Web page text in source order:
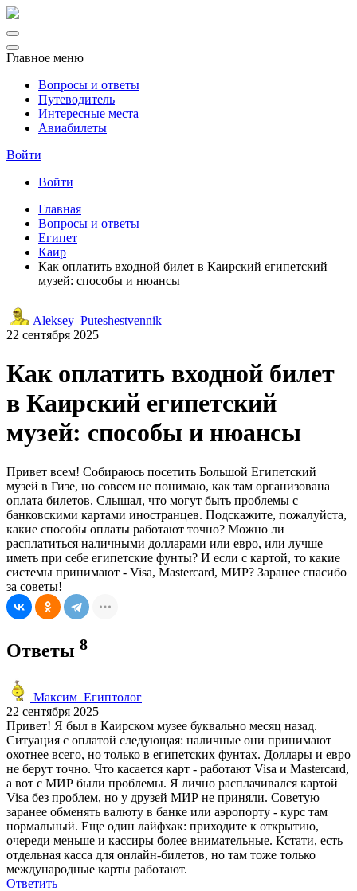
Главное меню
Вопросы и ответы
Путеводитель
Интересные места
Авиабилеты
Войти
Войти
Главная
Вопросы и ответы
Египет
Каир
Как оплатить входной билет в Каирский египетский
музей: способы и нюансы
Aleksey_Puteshestvennik
22 сентября 2025
Как оплатить входной билет
в Каирский египетский
музей: способы и нюансы
Привет всем! Собираюсь посетить Большой Египетский
музей в Гизе, но совсем не понимаю, как там организована
оплата билетов. Слышал, что могут быть проблемы с
банковскими картами иностранцев. Подскажите, пожалуйста,
какие способы оплаты работают точно? Можно ли
расплатиться наличными долларами или евро, или лучше
иметь при себе египетские фунты? И если с картой, то какие
системы принимают - Visa, Mastercard, МИР? Заранее спасибо
за советы!
Ответы 8
Максим_Египтолог
22 сентября 2025
Привет! Я был в Каирском музее буквально месяц назад.
Ситуация с оплатой следующая: наличные они принимают
охотнее всего, но только в египетских фунтах. Доллары и евро
не берут точно. Что касается карт - работают Visa и Mastercard,
а вот с МИР были проблемы. Я лично расплачивался картой
Visa без проблем, но у друзей МИР не приняли. Советую
заранее обменять валюту в банке или аэропорту - курс там
нормальный. Еще один лайфхак: приходите к открытию,
очереди меньше и кассиры более внимательные. Кстати, есть
отдельная касса для онлайн-билетов, но там тоже только
международные карты работают.
Ответить